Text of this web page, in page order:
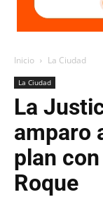
Inicio La Ciudad
La Ciudad
La
amparo
plan
Roque